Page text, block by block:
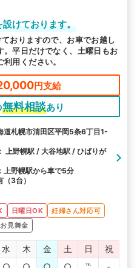
けております。
おりますので、お車でお越し
平日だけでなく、土曜日もお
用ください。
円支給
無料相談あり
道札幌市清田区平岡5条6丁目1-
上野幌駅 / 大谷地駅 / ひばりが
上野幌駅から車で5分
3台）
日曜日OK
妊婦さん対応可
お見舞金
水 木 金 土 日
祝